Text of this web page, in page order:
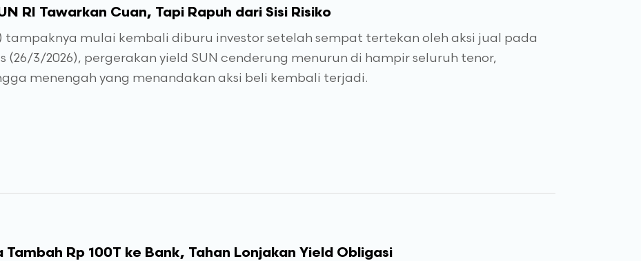
RI Tawarkan Cuan, Tapi Rapuh dari Sisi Risiko
tampaknya mulai kembali diburu investor setelah sempat tertekan oleh aksi jual pada
(26/3/2026), pergerakan yield SUN cenderung menurun di hampir seluruh tenor,
menengah yang menandakan aksi beli kembali terjadi.
Rp 100T ke Bank, Tahan Lonjakan Yield Obligasi